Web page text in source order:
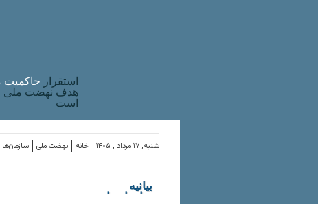
استقرار حاکميت
هدف نهضت ملی
است
سازمان‌ها نهضت ملی خانه شنبه, ۱۷ مرداد , ۱۴۰۵ |
بیانیه
سازمان‌های